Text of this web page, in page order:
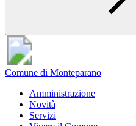
Comune di Monteparano
Amministrazione
Novità
Servizi